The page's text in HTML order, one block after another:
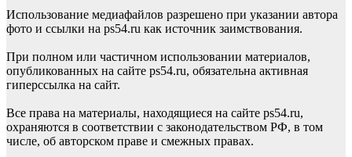
Использование медиафайлов разрешено при указании автора
фото и ссылки на ps54.ru как источник заимствования.
При полном или частичном использовании материалов,
опубликованных на сайте ps54.ru, обязательна активная
гиперссылка на сайт.
Все права на материалы, находящиеся на сайте ps54.ru,
охраняются в соответствии с законодательством РФ, в том
числе, об авторском праве и смежных правах.